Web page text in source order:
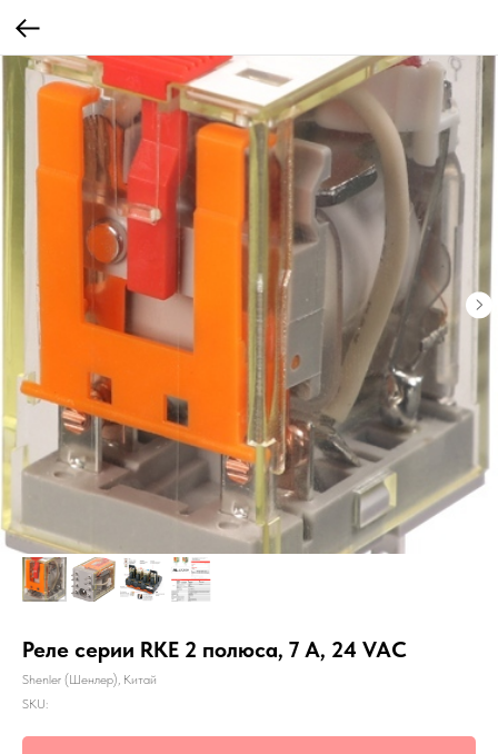
Реле серии RKE 2 полюса, 7 А, 24 VAC
Shenler (Шенлер), Китай
SKU: